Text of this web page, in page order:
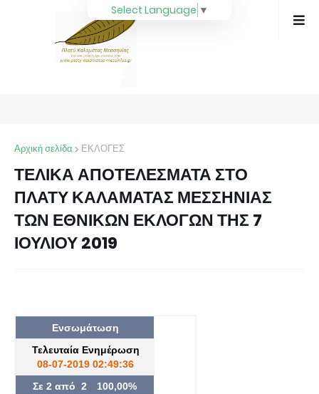
Αρχική σελίδα ΕΚΛΟΓΕΣ
ΤΕΛΙΚΑ ΑΠΟΤΕΛΕΣΜΑΤΑ ΣΤΟ
ΠΛΑΤΥ ΚΑΛΑΜΑΤΑΣ ΜΕΣΣΗΝΙΑΣ
ΤΩΝ ΕΘΝΙΚΩΝ ΕΚΛΟΓΩΝ ΤΗΣ 7
ΙΟΥΛΙΟΥ 2019
Ενσωμάτωση
Τελευταία Ενημέρωση
08-07-2019 02:49:36
Σε 2από 2
100,00%
Select Language ▼